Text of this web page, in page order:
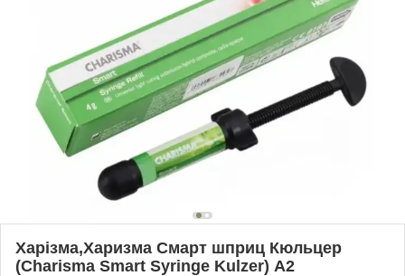
Харізма,Харизма Смарт шприц Кюльцер
(Charisma Smart Syringe Kulzer) A2